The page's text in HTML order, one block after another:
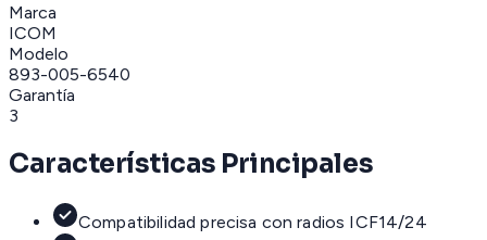
Marca
ICOM
Modelo
893-005-6540
Garantía
3
Características Principales
Compatibilidad precisa con radios ICF14/24